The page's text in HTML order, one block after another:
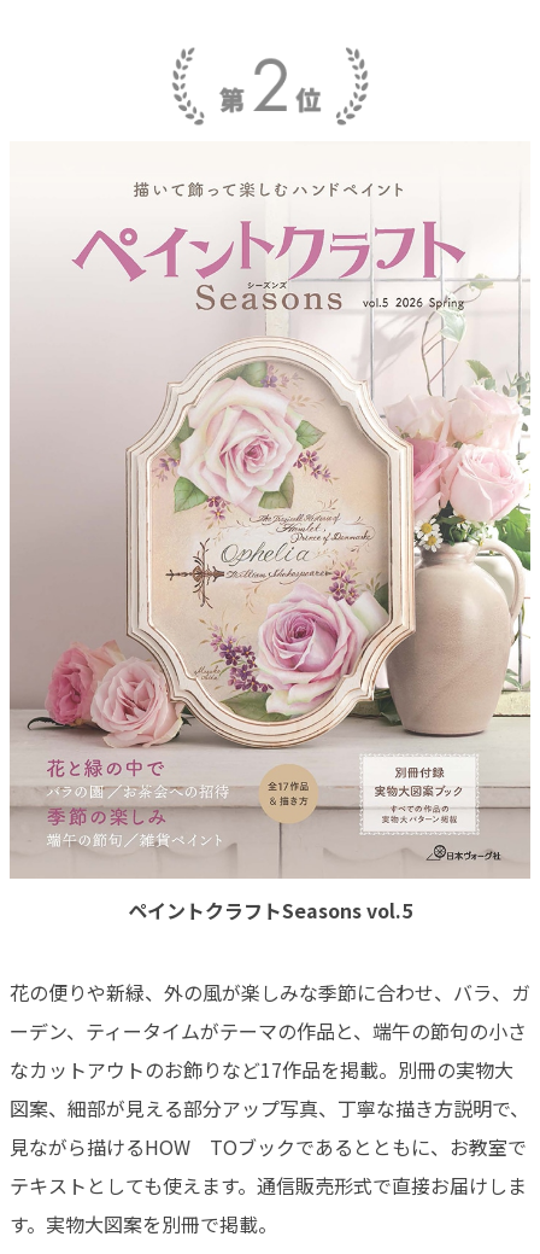
ペイントクラフトSeasons vol.5
花の便りや新緑、外の風が楽しみな季節に合わせ、バラ、ガ
ーデン、ティータイムがテーマの作品と、端午の節句の小さ
なカットアウトのお飾りなど17作品を掲載。別冊の実物大
図案、細部が見える部分アップ写真、丁寧な描き方説明で、
見ながら描けるHOW TOブックであるとともに、お教室で
テキストとしても使えます。通信販売形式で直接お届けしま
す。実物大図案を別冊で掲載。